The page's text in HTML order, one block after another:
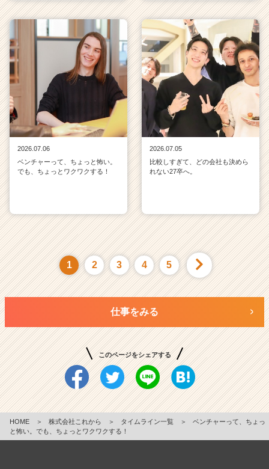
2026.07.06
ベンチャーって、ちょっと怖い。
でも、ちょっとワクワクする！
2026.07.05
比較しすぎて、どの会社も決めら
れない27卒へ。
1 2 3 4 5
仕事をみる
このページをシェアする
HOME ＞ 株式会社これから ＞ タイムライン一覧 ＞
ベンチャーって、ちょっ
と怖い。でも、ちょっとワクワクする！